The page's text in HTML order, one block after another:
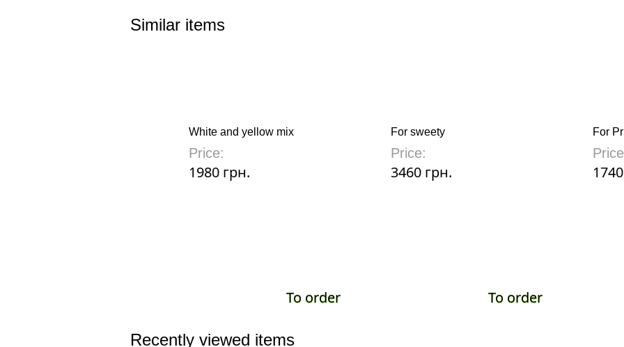
Similar items
White and yellow mix
Price:
1980 грн.
To order
For sweety
Price:
3460 грн.
To order
For
Recently viewed items